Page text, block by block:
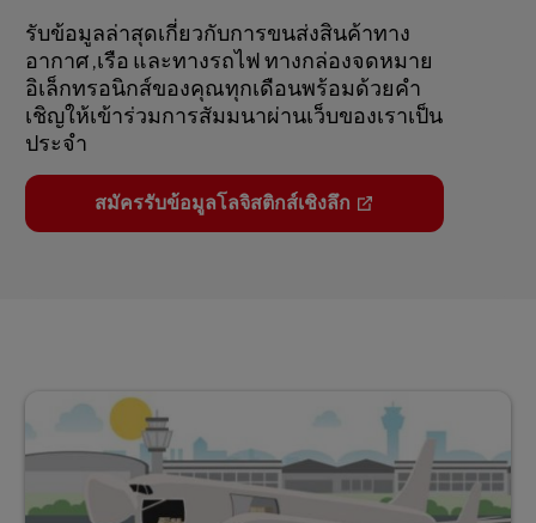
รับข้อมูลล่าสุดเกี่ยวกับการขนส่งสินค้าทาง
อากาศ ,เรือ และทางรถไฟ ทางกล่องจดหมาย
อิเล็กทรอนิกส์ของคุณทุกเดือนพร้อมด้วยคำ
เชิญให้เข้าร่วมการสัมมนาผ่านเว็บของเราเป็น
ประจำ
สมัครรับข้อมูลโลจิสติกส์เชิงลึก